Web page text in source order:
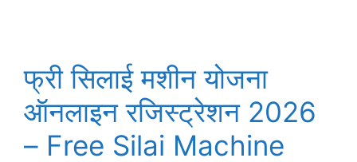
फ्री सिलाई मशीन योजना
ऑनलाइन रजिस्ट्रेशन 2026
– Free Silai Machine